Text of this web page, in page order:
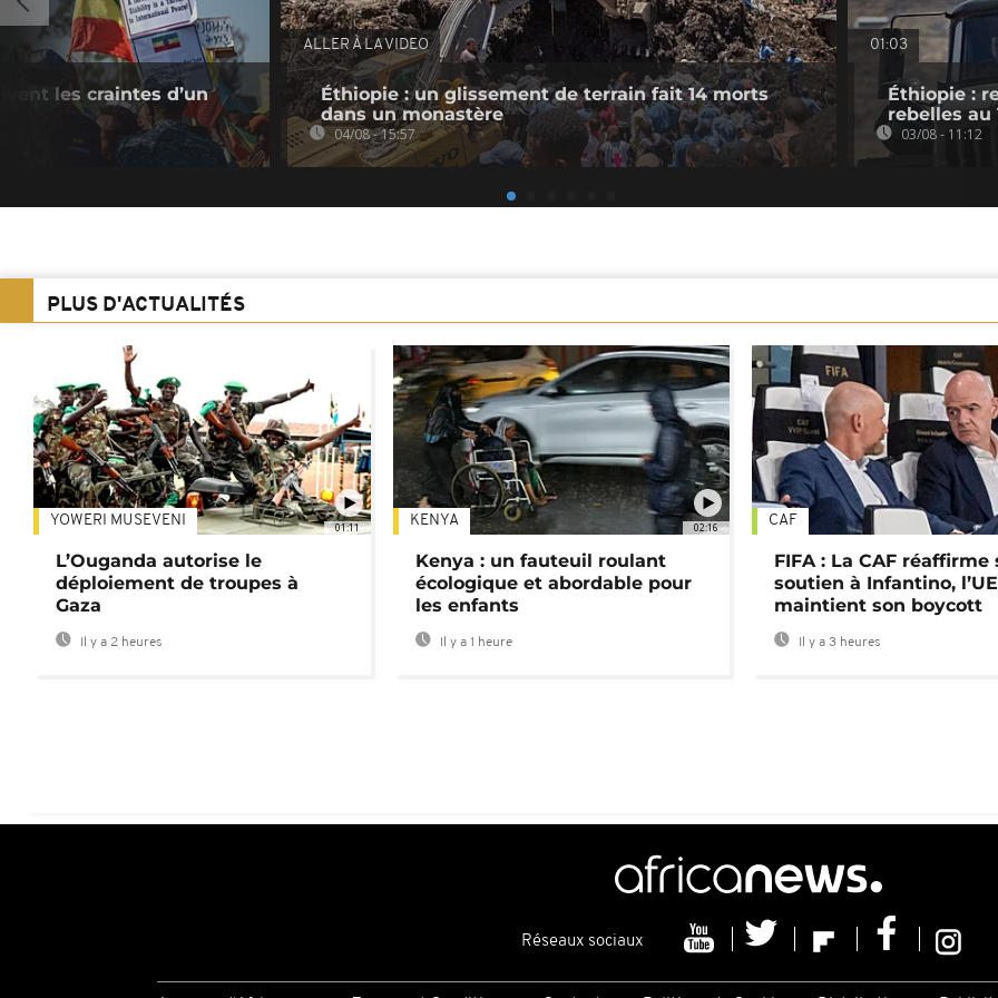
les craintes d’un
ALLER À LA VIDEO
Éthiopie : un glissement de terrain fait 14 morts
dans un monastère
04/08 - 15:57
01:03
Éthiopie :
rebelles au
03/08 - 11:12
PLUS D'ACTUALITÉS
01:11
YOWERI MUSEVENI
L’Ouganda autorise le
déploiement de troupes à
Gaza
Il y a 2 heures
02:16
KENYA
Kenya : un fauteuil roulant
écologique et abordable pour
les enfants
Il y a 1 heure
CAF
FIFA : La CAF réaffirme
soutien à Infantino,
maintient son boycott
Il y a 3 heures
Réseaux sociaux